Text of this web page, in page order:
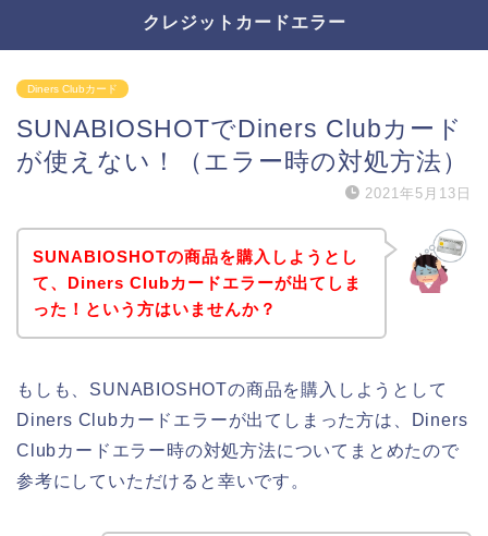
クレジットカードエラー
Diners Clubカード
SUNABIOSHOTでDiners Clubカード
が使えない！（エラー時の対処方法）
2021年5月13日
SUNABIOSHOTの商品を購入しようとし
て、Diners Clubカードエラーが出てしま
った！という方はいませんか？
もしも、SUNABIOSHOTの商品を購入しようとして
Diners Clubカードエラーが出てしまった方は、Diners
Clubカードエラー時の対処方法についてまとめたので
参考にしていただけると幸いです。